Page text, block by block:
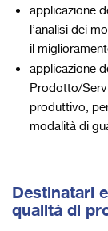
applicazione
l’analisi dei
il
applicazione
Prodotto/
produttivo,
modalità di
Destinatari
qualità di